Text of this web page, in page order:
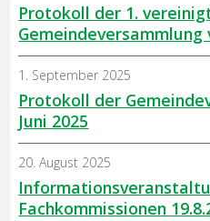
Protokoll der 1.
Gemeindeversammlung
Protokoll der
Juni 2025
1. September 2025
Fachkommissionen
20. August 2025